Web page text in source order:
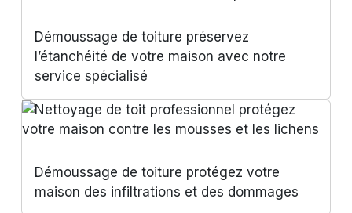
Démoussage de toiture préservez
l’étanchéité de votre maison avec notre
service spécialisé
Démoussage de toiture protégez votre
maison des infiltrations et des dommages